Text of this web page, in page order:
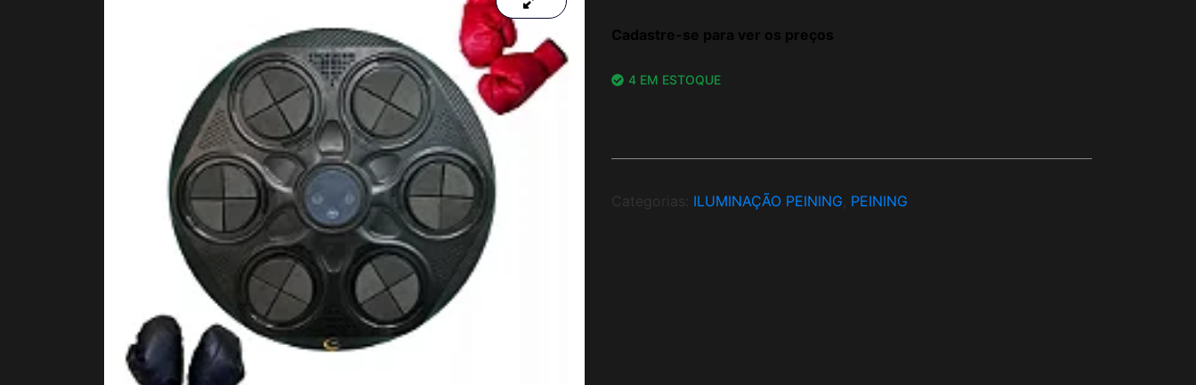
Cadastre-se para ver os preços
4 EM ESTOQUE
Categorias: ILUMINAÇÃO PEINING, PEINING